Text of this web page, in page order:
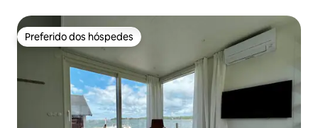
Preferido dos hóspedes
Preferido dos hóspedes